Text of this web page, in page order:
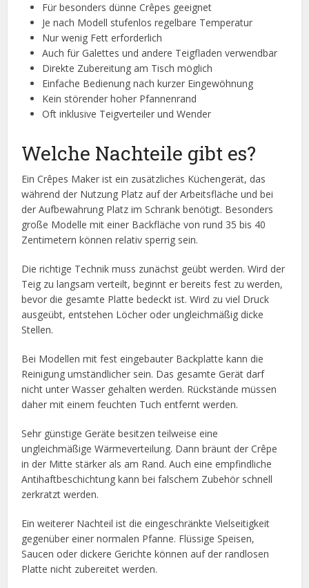
Für besonders dünne Crêpes geeignet
Je nach Modell stufenlos regelbare Temperatur
Nur wenig Fett erforderlich
Auch für Galettes und andere Teigfladen verwendbar
Direkte Zubereitung am Tisch möglich
Einfache Bedienung nach kurzer Eingewöhnung
Kein störender hoher Pfannenrand
Oft inklusive Teigverteiler und Wender
Welche Nachteile gibt es?
Ein Crêpes Maker ist ein zusätzliches Küchengerät, das
während der Nutzung Platz auf der Arbeitsfläche und bei
der Aufbewahrung Platz im Schrank benötigt. Besonders
große Modelle mit einer Backfläche von rund 35 bis 40
Zentimetern können relativ sperrig sein.
Die richtige Technik muss zunächst geübt werden. Wird der
Teig zu langsam verteilt, beginnt er bereits fest zu werden,
bevor die gesamte Platte bedeckt ist. Wird zu viel Druck
ausgeübt, entstehen Löcher oder ungleichmäßig dicke
Stellen.
Bei Modellen mit fest eingebauter Backplatte kann die
Reinigung umständlicher sein. Das gesamte Gerät darf
nicht unter Wasser gehalten werden. Rückstände müssen
daher mit einem feuchten Tuch entfernt werden.
Sehr günstige Geräte besitzen teilweise eine
ungleichmäßige Wärmeverteilung. Dann bräunt der Crêpe
in der Mitte stärker als am Rand. Auch eine empfindliche
Antihaftbeschichtung kann bei falschem Zubehör schnell
zerkratzt werden.
Ein weiterer Nachteil ist die eingeschränkte Vielseitigkeit
gegenüber einer normalen Pfanne. Flüssige Speisen,
Saucen oder dickere Gerichte können auf der randlosen
Platte nicht zubereitet werden.